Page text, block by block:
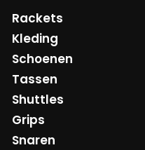
Rackets
Kleding
Schoenen
Tassen
Shuttles
Grips
Snaren